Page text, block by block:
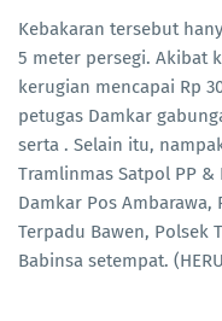
Kebakaran tersebut
5 meter persegi. Akibat
kerugian mencapai Rp
petugas Damkar
serta . Selain itu,
Tramlinmas Satpol PP &
Damkar Pos Ambarawa,
Terpadu Bawen, Polsek
Babinsa setempat.